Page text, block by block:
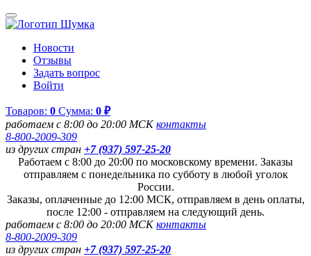
Новости
Отзывы
Задать вопрос
Войти
Товаров: 0 Сумма: 0 ₽
работаем с 8:00 до 20:00 МСКконтакты
8-800-2009-309
из других стран +7 (937) 597-25-20
Работаем с 8:00 до 20:00 по московскому времени. Заказы
отправляем с понедельника по субботу в любой уголок
России.
Заказы, оплаченные до 12:00 МСК, отправляем в день оплаты,
после 12:00 - отправляем на следующий день.
работаем с 8:00 до 20:00 МСКконтакты
8-800-2009-309
из других стран +7 (937) 597-25-20